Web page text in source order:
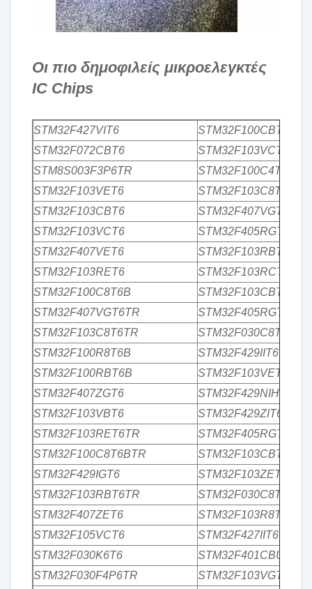
Οι πιο δημοφιλείς μικροελεγκτές
IC Chips
STM32F427VIT6
STM32F100CBT6B
STM32F072CBT6
STM32F103VCT6TR
STM8S003F3P6TR
STM32F100C4T6B
STM32F103VET6
STM32F103C8T6
STM32F103CBT6
STM32F407VGT6
STM32F103VCT6
STM32F405RGT6
STM32F407VET6
STM32F103RBT6
STM32F103RET6
STM32F103RCT6TR
STM32F100C8T6B
STM32F103CBT7
STM32F407VGT6TR
STM32F405RGT6TR
STM32F103C8T6TR
STM32F030C8T6
STM32F100R8T6B
STM32F429IIT6
STM32F100RBT6B
STM32F103VET6TR
STM32F407ZGT6
STM32F429NIH6
STM32F103VBT6
STM32F429ZIT6
STM32F103RET6TR
STM32F405RGT6W
STM32F100C8T6BTR
STM32F103CBT6TR
STM32F429IGT6
STM32F103ZET6
STM32F103RBT6TR
STM32F030C8T6TR
STM32F407ZET6
STM32F103R8T6
STM32F105VCT6
STM32F427IIT6
STM32F030K6T6
STM32F401CBU6
STM32F030F4P6TR
STM32F103VGT6